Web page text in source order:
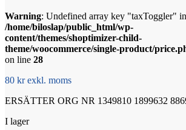
Warning: Undefined array key "taxToggler" in
/home/biloslap/public_html/wp-
content/themes/shoptimizer-child-
theme/woocommerce/single-product/
on line 28
80 kr exkl. moms
ERSÄTTER ORG NR 1349810 1899632
I lager